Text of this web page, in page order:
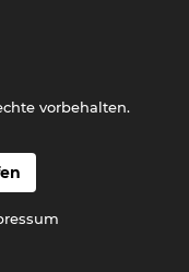
vorbehalten.